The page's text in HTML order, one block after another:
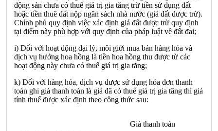
động sản chưa có thuế giá trị gia tăng trừ tiền sử dụng đất
hoặc tiền thuê đất nộp ngân sách nhà nước (giá đất được trừ).
Chính phủ quy định việc xác định giá đất được trừ quy định
tại điểm này phù hợp với quy định của pháp luật về đất đai;
i) Đối với hoạt động đại lý, môi giới mua bán hàng hóa và
dịch vụ hưởng hoa hồng là tiền hoa hồng thu được từ các
hoạt động này chưa có thuế giá trị gia tăng;
k) Đối với hàng hóa, dịch vụ được sử dụng hóa đơn thanh
toán ghi giá thanh toán là giá đã có thuế giá trị gia tăng thì giá
tính thuế được xác định theo công thức sau:
Giá thanh toán